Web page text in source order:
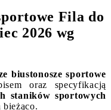
Fila do
2026 wg
biustonosze sportowe
oraz specyfikacją
staników sportowych